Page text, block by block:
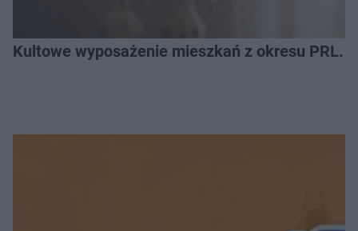
Kultowe wyposażenie mieszkań z okresu PRL.